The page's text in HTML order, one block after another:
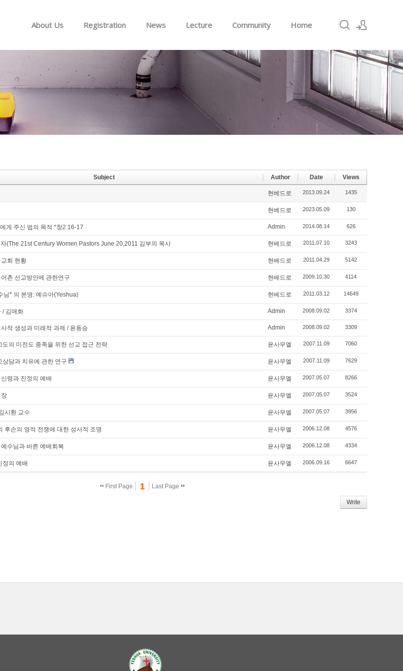
Sign In
About Us Registration News Lecture Community Home
Subject Author Date Views
현베드로 2013.09.24 1435
현베드로 2023.05.09 130
게 주신 법의 목적 *창2:16-17 Admin 2014.08.14 626
(The 21st Century Women Pastors June 20,2011 김부의 목사 현베드로 2011.07.10 3243
회 현황 현베드로 2011.04.29 5142
촌 선교방안에 관한연구 현베드로 2009.10.30 4114
님* 의 본명: 예슈아(Yeshua) 현베드로 2011.03.12 14649
/ 김매화 Admin 2008.09.02 3374
적 생성과 미래적 과제 / 윤동승 Admin 2008.09.02 3309
도의 미전도 종족을 위한 선교 접근 전략 윤사무엘 2007.11.09 7060
상담과 치유에 관한 연구 윤사무엘 2007.11.09 7629
령과 진정의 예배 윤사무엘 2007.05.07 8266
윤사무엘 2007.05.07 3524
시환 교수 윤사무엘 2007.05.07 3956
후손의 영적 전쟁에 대한 성서적 조명 윤사무엘 2006.12.08 4576
수님과 바른 예배회복 윤사무엘 2006.12.08 4334
정의 예배 윤사무엘 2006.09.16 6647
First Page 1 Last Page
Write